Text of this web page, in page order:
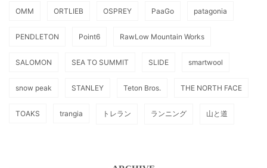
OMM ORTLIEB OSPREY PaaGo patagonia
PENDLETON Point6 RawLow Mountain Works
SALOMON SEA TO SUMMIT SLIDE smartwool
snow peak STANLEY Teton Bros. THE NORTH FACE
TOAKS trangia トレラン ランニング 山と道